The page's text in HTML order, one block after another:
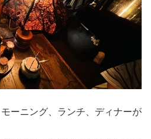
モーニング、ランチ、ディナーが